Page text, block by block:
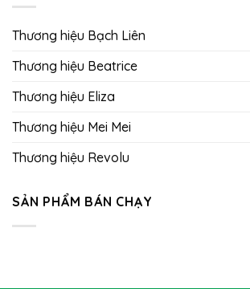
Thương hiệu Bạch Liên
Thương hiệu Beatrice
Thương hiệu Eliza
Thương hiệu Mei Mei
Thương hiệu Revolu
SẢN PHẨM BÁN CHẠY